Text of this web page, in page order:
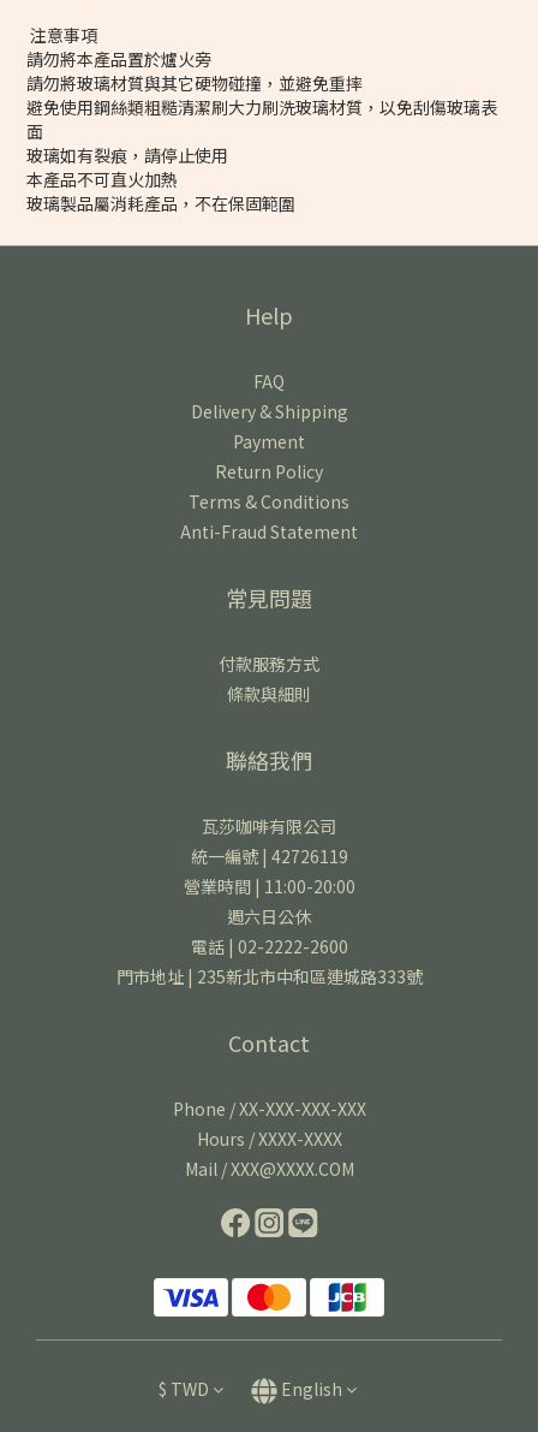
注意事項
請勿將本產品置於爐火旁
請勿將玻璃材質與其它硬物碰撞，並避免重摔
避免使用鋼絲類粗糙清潔刷大力刷洗玻璃材質，以免刮傷玻璃表
面
玻璃如有裂痕，請停止使用
本產品不可直火加熱
玻璃製品屬消耗產品，不在保固範圍
Help
FAQ
Delivery & Shipping
Payment
Return Policy
Terms & Conditions
Anti-Fraud Statement
常見問題
付款服務方式
條款與細則
聯絡我們
瓦莎咖啡有限公司
統一編號 | 42726119
營業時間 | 11:00-20:00
週六日公休
電話 | 02-2222-2600
門市地址 | 235新北市中和區連城路333號
Contact
Phone / XX-XXX-XXX-XXX
Hours / XXXX-XXXX
Mail / XXX@XXXX.COM
$ TWD English